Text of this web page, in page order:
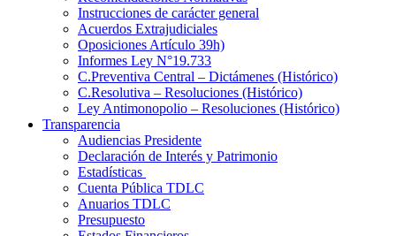
Instrucciones de carácter general
Acuerdos Extrajudiciales
Oposiciones Artículo 39h)
Informes Ley N°19.733
C.Preventiva Central – Dictámenes (Histórico)
C.Resolutiva – Resoluciones (Histórico)
Ley Antimonopolio – Resoluciones (Histórico)
Transparencia
Audiencias Presidente
Declaración de Interés y Patrimonio
Estadísticas
Cuenta Pública TDLC
Anuarios TDLC
Presupuesto